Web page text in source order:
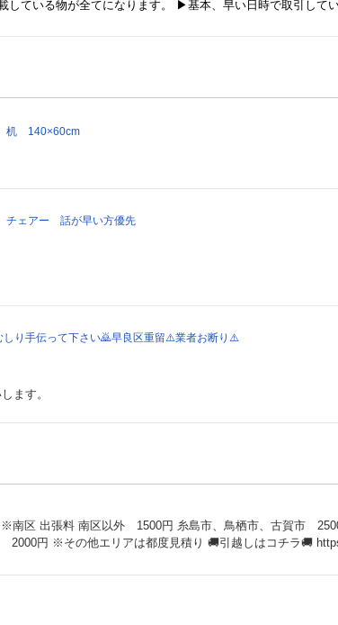
PCについてや、段取りについてもご相談
机 140×60cm
ェアー 話が早い方優先
しり手伝って下さい🙇早良区重留⚠️業者お断り⚠️
ます。
南区以外 1000円 糸島市、鳥栖市、古賀市 2000円 ※